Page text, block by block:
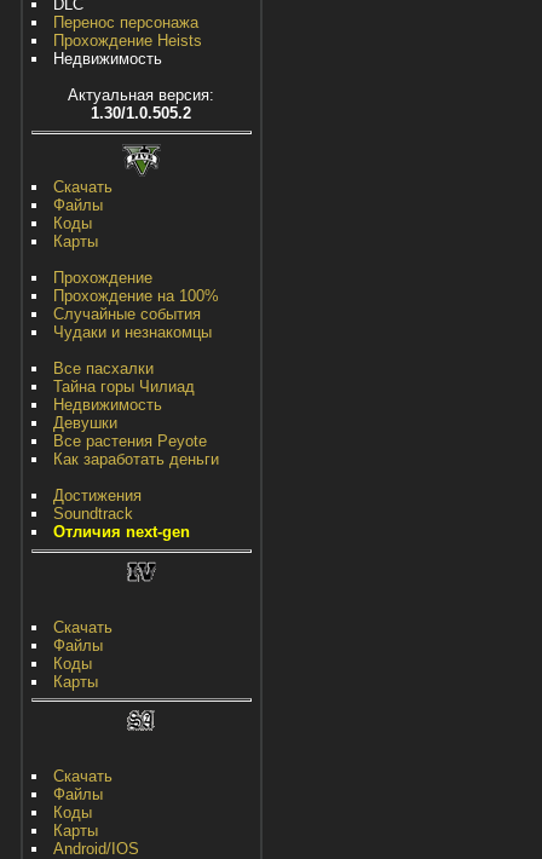
DLC
Перенос персонажа
Прохождение Heists
Недвижимость
Актуальная версия:
1.30/1.0.505.2
Скачать
Файлы
Коды
Карты
Прохождение
Прохождение на 100%
Случайные события
Чудаки и незнакомцы
Все пасхалки
Тайна горы Чилиад
Недвижимость
Девушки
Все растения Peyote
Как заработать деньги
Достижения
Soundtrack
Отличия next-gen
Скачать
Файлы
Коды
Карты
Скачать
Файлы
Коды
Карты
Android/IOS